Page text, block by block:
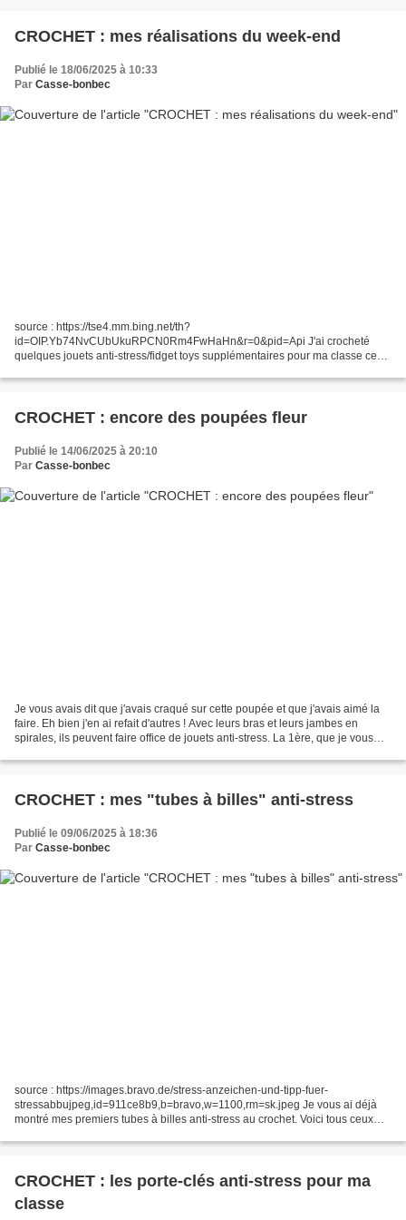
CROCHET : mes réalisations du week-end
Publié le 18/06/2025 à 10:33
Par Casse-bonbec
source : https://tse4.mm.bing.net/th?
id=OIP.Yb74NvCUbUkuRPCN0Rm4FwHaHn&r=0&pid=Api J'ai crocheté
quelques jouets anti-stress/fidget toys supplémentaires pour ma classe ce
satisfaisant,...
CROCHET : encore des poupées fleur
Publié le 14/06/2025 à 20:10
Par Casse-bonbec
Je vous avais dit que j'avais craqué sur cette poupée et que j'avais aimé la
faire. Eh bien j'en ai refait d'autres ! Avec leurs bras et leurs jambes en
spirales, ils peuvent faire office de jouets anti-stress. La 1ère, que je vous
CROCHET : mes "tubes à billes" anti-stress
Publié le 09/06/2025 à 18:36
Par Casse-bonbec
source : https://images.bravo.de/stress-anzeichen-und-tipp-fuer-
stressabbujpeg,id=911ce8b9,b=bravo,w=1100,rm=sk.jpeg Je vous ai déjà
montré mes premiers tubes à billes anti-stress au crochet. Voici tous ceux
CROCHET : les porte-clés anti-stress pour ma
classe